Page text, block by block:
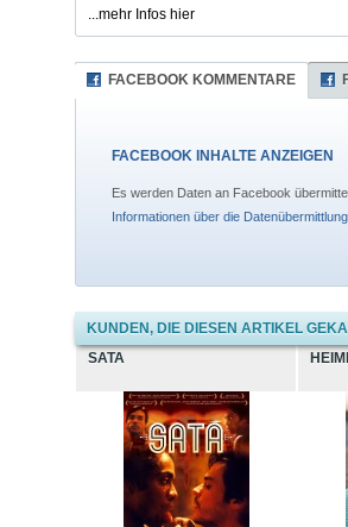
...mehr Infos hier
FACEBOOK KOMMENTARE
FACEBOOK INHALTE ANZEIGEN
Es werden Daten an Facebook
Informationen über die
KUNDEN, DIE DIESEN ARTIKEL
SATA